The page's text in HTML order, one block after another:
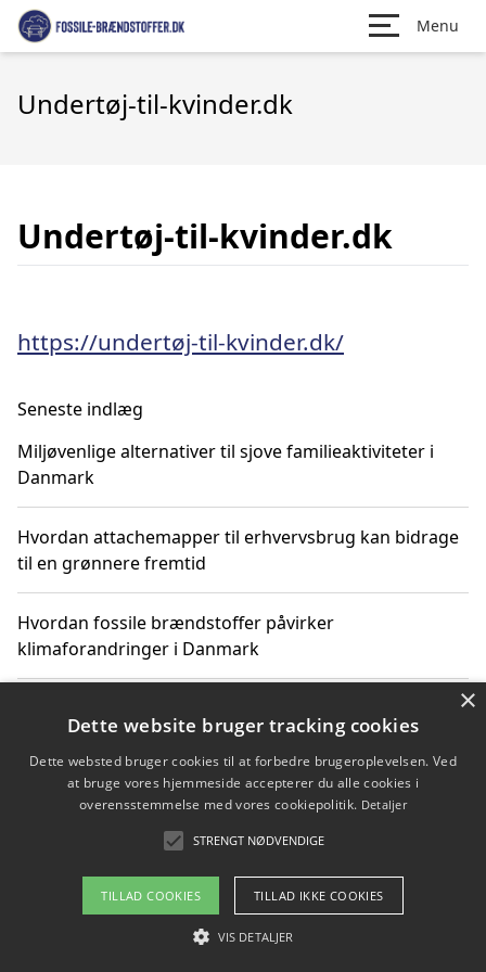
Menu
Undertøj-til-kvinder.dk
Undertøj-til-kvinder.dk
https://undertøj-til-kvinder.dk/
Seneste indlæg
Miljøvenlige alternativer til sjove familieaktiviteter i
Danmark
Hvordan attachemapper til erhvervsbrug kan bidrage
til en grønnere fremtid
Hvordan fossile brændstoffer påvirker
klimaforandringer i Danmark
klimaændringer
Hvordan citater om fossile brændstoffer kan ændre
Copyright 2026 - Pilanto Aps
Om / kontakt
×
Dette website bruger tracking cookies
Dette websted bruger cookies til at forbedre brugeroplevelsen. Ved
at bruge vores hjemmeside accepterer du alle cookies i
overensstemmelse med vores cookiepolitik. Detaljer
STRENGT NØDVENDIGE
TILLAD COOKIES TILLAD IKKE COOKIES
VIS DETALJER